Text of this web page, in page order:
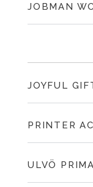
JOBMAN
JOYFUL
PRINTER
ULVÖ